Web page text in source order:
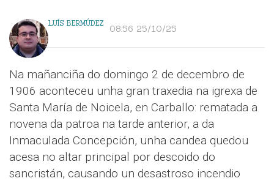
LUÍS BERMÚDEZ 08:56 25/10/25
Na mañanciña do domingo 2 de decembro de
1906 aconteceu unha gran traxedia na igrexa de
Santa María de Noicela, en Carballo: rematada a
novena da patroa na tarde anterior, a da
Inmaculada Concepción, unha candea quedou
acesa no altar principal por descoido do
sancristán, causando un desastroso incendio